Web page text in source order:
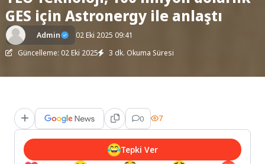
GES için Astronergy ile anlaştı
Admin
02 Eki 2025 09:41
Güncelleme: 02 Eki 2025
3 dk. Okuma Süresi
0 7
Tepki Ver